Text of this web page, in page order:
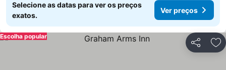
Selecione as datas para ver os preços
exatos.
Ver preços
Partilhar
Escolha popular